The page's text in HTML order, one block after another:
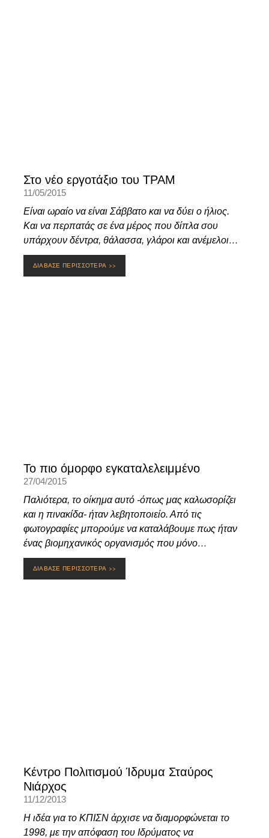
Στο νέο εργοτάξιο του ΤΡΑΜ
11/05/2015
Είναι ωραίο να είναι Σάββατο και να δύει ο ήλιος.
Και να περπατάς σε ένα μέρος που δίπλα σου
υπάρχουν δέντρα, θάλασσα, γλάροι και ανέμελοι…
ΔΙΑΒΑΣΕ ΠΕΡΙΣΣΟΤΕΡΑ >>
Το πιο όμορφο εγκαταλελειμμένο
27/04/2015
Παλιότερα, το οίκημα αυτό -όπως μας καλωσορίζει
και η πινακίδα- ήταν λεβητοποιείο. Από τις
φωτογραφίες μπορούμε να καταλάβουμε πως ήταν
ένας βιομηχανικός οργανισμός που μόνο…
ΔΙΑΒΑΣΕ ΠΕΡΙΣΣΟΤΕΡΑ >>
Κέντρο Πολιτισμού Ίδρυμα Σταύρος
Νιάρχος
11/12/2013
Η ιδέα για το ΚΠΙΣΝ άρχισε να διαμορφώνεται το
1998, με την απόφαση του Ιδρύματος να